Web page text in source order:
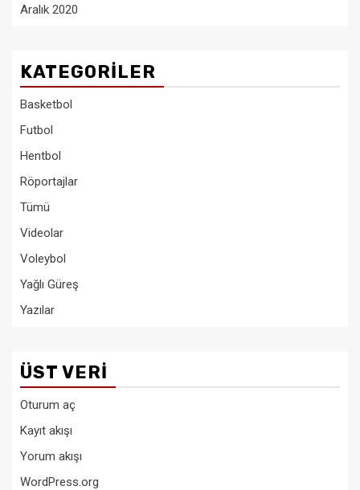
Aralık 2020
KATEGORILER
Basketbol
Futbol
Hentbol
Röportajlar
Tümü
Videolar
Voleybol
Yağlı Güreş
Yazılar
ÜST VERI
Oturum aç
Kayıt akışı
Yorum akışı
WordPress.org